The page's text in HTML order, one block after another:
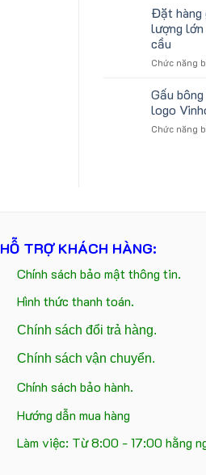
Đặt hàng
lượng lớn
cầu
Chức năng
Gấu
logo
Chức năng
HỖ TRỢ KHÁCH HÀNG:
Chính sách bảo mật thông tin.
Hình thức thanh toán.
Chính sách đổi trả hàng.
Chính sách vận chuyển.
Chính sách bảo hành.
Hướng dẫn mua hàng
Làm việc: Từ 8:00 - 17:00 hằng